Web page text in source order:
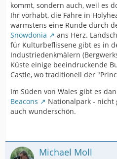
kommt, sondern auch, weil es
Ihr vorhabt, die Fähre in
wärmstens eine Runde durch
Snowdonia
ans Herz.
für Kulturbeflissene gibt es in
Industriedenkmälern
Küste einige beeindruckende
Castle, wo traditionell der
Im Süden von Wales gibt es
Beacons
Nationalpark - nicht
auch wunderschön.
Michael Moll